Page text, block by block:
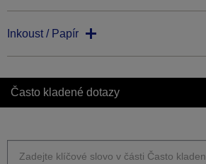
Inkoust / Papír
Často kladené dotazy